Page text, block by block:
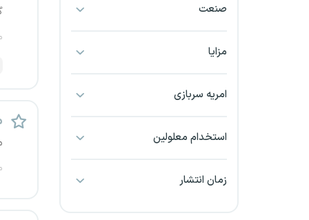
بجنورد
خراسان جنوبی
صنعت
مزایا
امریه سربازی
استخدام معلولین
زمان انتشار